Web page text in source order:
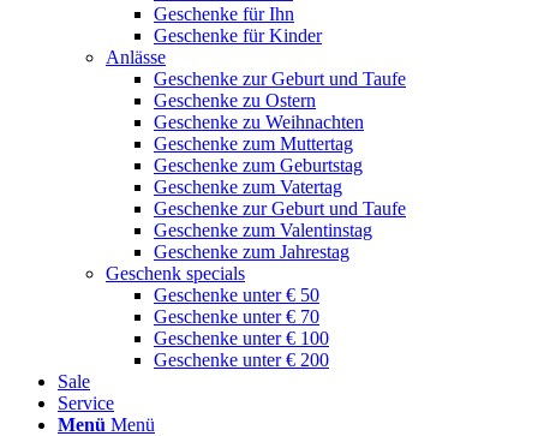
Geschenke für Ihn
Geschenke für Kinder
Anlässe
Geschenke zur Geburt und Taufe
Geschenke zu Ostern
Geschenke zu Weihnachten
Geschenke zum Muttertag
Geschenke zum Geburtstag
Geschenke zum Vatertag
Geschenke zur Geburt und Taufe
Geschenke zum Valentinstag
Geschenke zum Jahrestag
Geschenk specials
Geschenke unter € 50
Geschenke unter € 70
Geschenke unter € 100
Geschenke unter € 200
Sale
Service
Menü Menü